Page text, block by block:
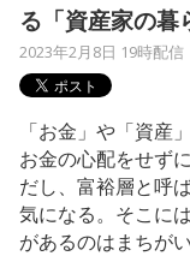
る「資産家の暮
2023年2月8日 19時配信
「お金」や「資産
お金の心配をせず
だし、富裕層と呼
気になる。そこに
があるのはまちが